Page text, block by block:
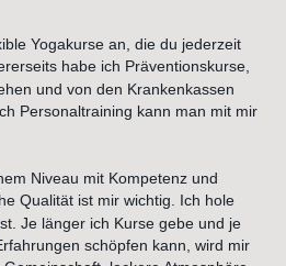
Yogakurse an, die du jederzeit
habe ich Präventionskurse,
und von den Krankenkassen
Personaltraining kann man mit mir
Niveau mit Kompetenz und
Qualität ist mir wichtig. Ich hole
Je länger ich Kurse gebe und je
schöpfen kann, wird mir